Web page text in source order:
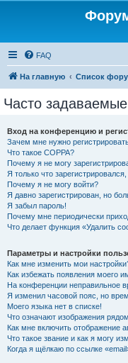
FAQ
На главную Список
Часто
Вход на конференцию и
Зачем мне нужно
Что такое COPPA?
Почему я не могу
Я только что
Почему я не могу войти?
Я давно зарегистрирован, но
Я забыл пароль!
Почему мне периодически
Что делает функция «Удалить
Параметры и настройки
Как мне изменить мои
Как избежать появления моего
На конференции неправильное
Я изменил часовой пояс, но
Моего языка нет в списке!
Что означают изображения
Как мне включить отображение
Что такое звание и как я могу
Когда я щёлкаю по ссылке